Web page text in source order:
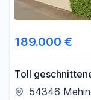
189.000 €
Toll
Selbstnutzung
54346